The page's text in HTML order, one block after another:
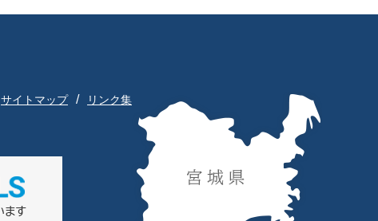
サイトマップ リンク集